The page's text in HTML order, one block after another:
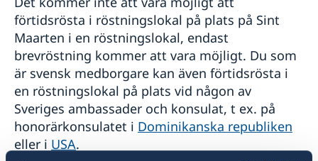
Naturförhållanden och katastrofer
In- och utresebestämmelser
Hälso- och sjukvård
Lokala lagar och sedvänjor
Kriminalitet och personlig säkerhet
Trafiksäkerhet
Resa i landet
förtidsrösta i röstningslokal på plats på Sint
Maarten i en röstningslokal, endast
brevröstning kommer att vara möjligt. Du som
är svensk medborgare kan även förtidsrösta i
en röstningslokal på plats vid någon av
Sveriges ambassader och konsulat, t ex. på
honorärkonsulatet i Dominikanska republiken
eller i USA.